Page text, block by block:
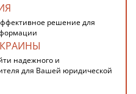
решение для
надежного и
для Вашей юридической